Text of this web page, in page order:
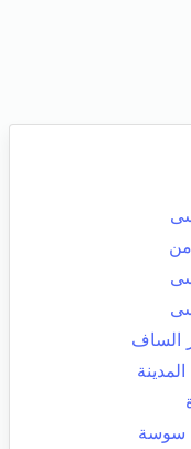
الساف
المدينة
سوسة